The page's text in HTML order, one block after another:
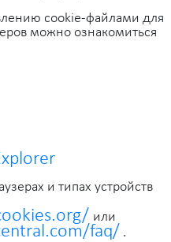
cookie-файлами для
можно ознакомиться
и типах устройств
или
faq/ .